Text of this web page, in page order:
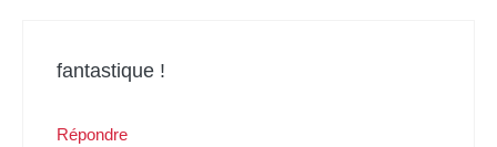
fantastique !
Répondre